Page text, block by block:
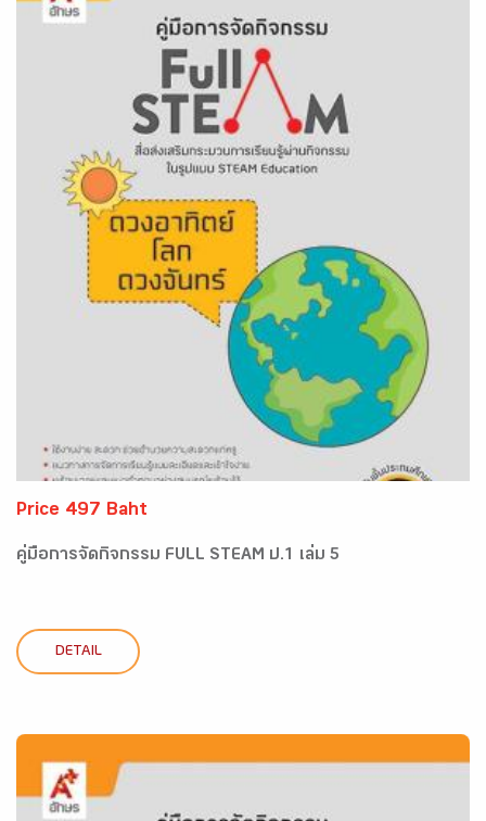
Price 497 Baht
คู่มือการจัดกิจกรรม FULL STEAM ป.1 เล่ม 5
DETAIL